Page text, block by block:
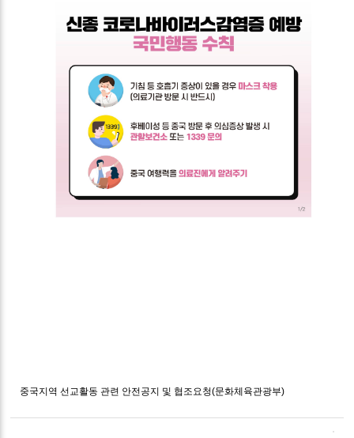
중국지역 선교활동 관련 안전공지 및 협조요청(문화체육관광부)